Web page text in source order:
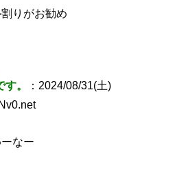
りがお勧め
。
：2024/08/31(土)
なー